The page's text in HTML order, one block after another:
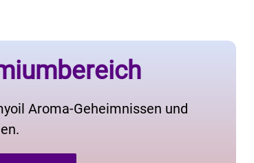
Aroma-Geheimnissen und